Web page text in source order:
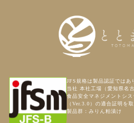
JFS規格は製品認証ではあ
当社 本社工場（愛知県名
食品安全マネジメントシ
（Ver.3.0）の適合証明を
製品群：みりん粕漬け